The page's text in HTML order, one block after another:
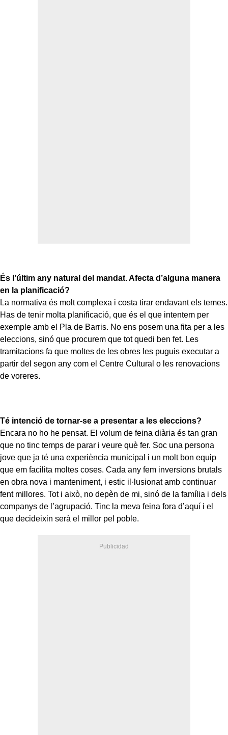
És l’últim any natural del mandat. Afecta d’alguna manera
en la planificació?
La normativa és molt complexa i costa tirar endavant els temes.
Has de tenir molta planificació, que és el que intentem per
exemple amb el Pla de Barris. No ens posem una fita per a les
eleccions, sinó que procurem que tot quedi ben fet. Les
tramitacions fa que moltes de les obres les puguis executar a
partir del segon any com el Centre Cultural o les renovacions
de voreres.
Té intenció de tornar-se a presentar a les eleccions?
Encara no ho he pensat. El volum de feina diària és tan gran
que no tinc temps de parar i veure què fer. Soc una persona
jove que ja té una experiència municipal i un molt bon equip
que em facilita moltes coses. Cada any fem inversions brutals
en obra nova i manteniment, i estic il·lusionat amb continuar
fent millores. Tot i això, no depèn de mi, sinó de la família i dels
companys de l’agrupació. Tinc la meva feina fora d’aquí i el
que decideixin serà el millor pel poble.